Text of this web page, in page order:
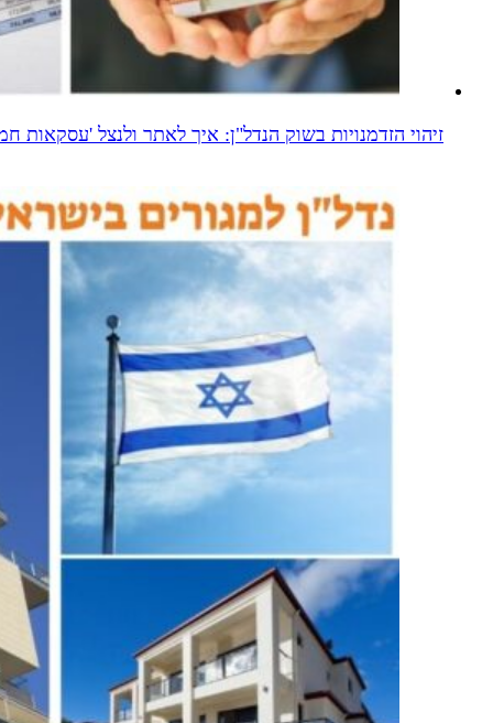
זיהוי הזדמנויות בשוק הנדל"ן: איך לאתר ולנצל 'עסקאות